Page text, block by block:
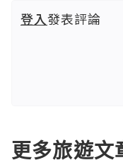
登入發表評論
更多旅遊文